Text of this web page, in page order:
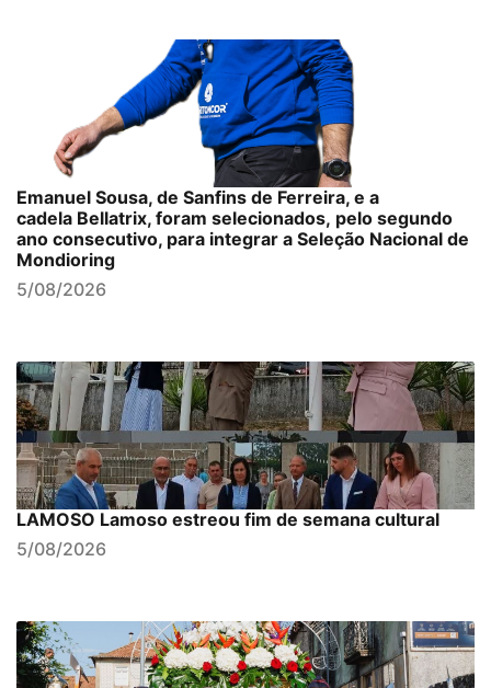
Emanuel Sousa, de Sanfins de Ferreira, e a
cadela Bellatrix, foram selecionados, pelo segundo
ano consecutivo, para integrar a Seleção Nacional de
Mondioring
5/08/2026
LAMOSO Lamoso estreou fim de semana cultural
5/08/2026